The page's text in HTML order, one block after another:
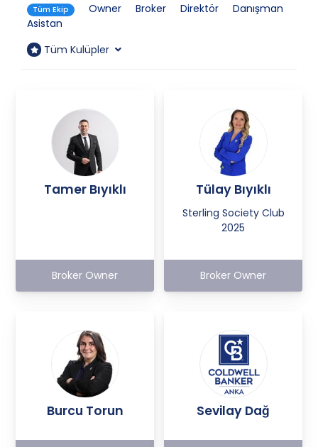
Tüm Ekip Owner Broker Direktör
Danışman
Asistan
Tüm Kulüpler
Tamer Bıyıklı
Broker Owner
Tülay Bıyıklı
Sterling Society Club
2025
Broker Owner
Burcu Torun Sevilay Dağ